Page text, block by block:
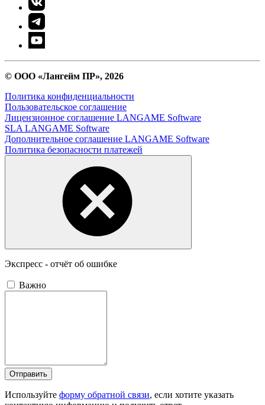
© ООО «Лангейм ПР», 2026
Политика конфиденциальности
Пользовательское соглашение
Лицензионное соглашение LANGAME Software
SLA LANGAME Software
Дополнительное соглашение LANGAME Software
Политика безопасности платежей
Экспресс - отчёт об ошибке
Важно
Отправить
Используйте форму обратной связи, если хотите указать